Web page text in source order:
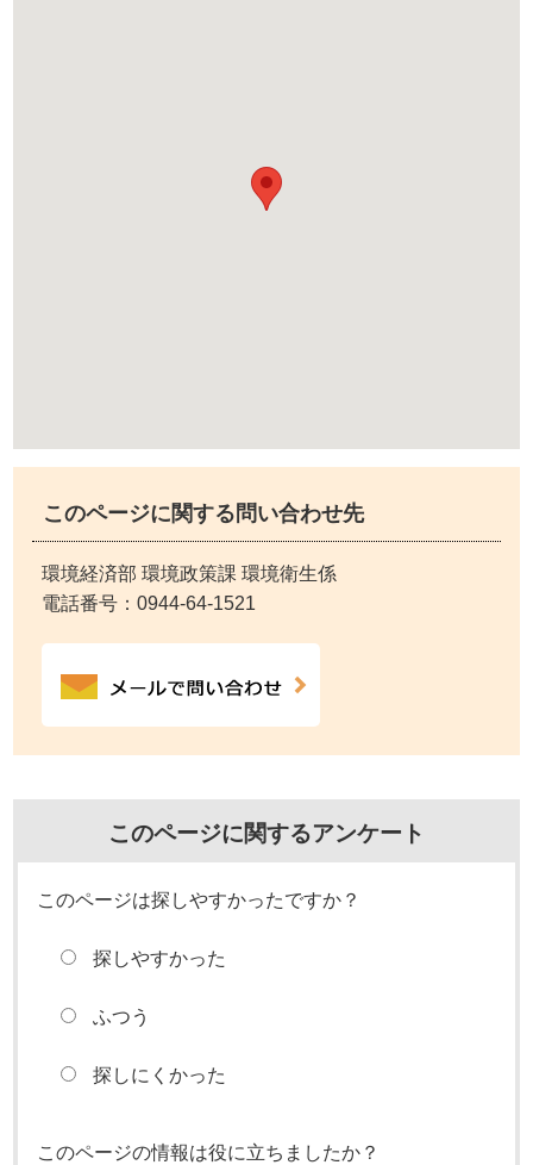
このページに関する問い合わせ先
環境経済部 環境政策課 環境衛生係
電話番号：0944-64-1521
このページに関するアンケート
このページは探しやすかったですか？
探しやすかった
ふつう
探しにくかった
このページの情報は役に立ちましたか？